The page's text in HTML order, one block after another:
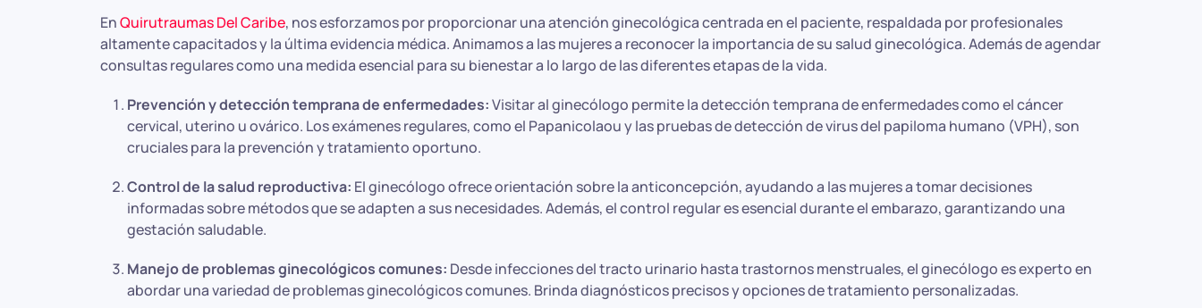
EnQuirutraumas Del Caribe, nos esforzamos por proporcionar una atención ginecológica centrada en el paciente, respaldada por profesionales
altamente capacitados y la última evidencia médica. Animamos a las mujeres a reconocer la importancia de su salud ginecológica. Además de agendar
consultas regulares como una medida esencial para su bienestar a lo largo de las diferentes etapas de la vida.
Prevención y detección temprana de enfermedades:Visitar al ginecólogo permite la detección temprana de enfermedades como el cáncer
cervical, uterino u ovárico. Los exámenes regulares, como el Papanicolaou y las pruebas de detección de virus del papiloma humano (VPH), son
cruciales para la prevención y tratamiento oportuno.
Control de la salud reproductiva: El ginecólogo ofrece orientación sobre la anticoncepción, ayudando a las mujeres a tomar decisiones
informadas sobre métodos que se adapten a sus necesidades. Además, el control regular es esencial durante el embarazo, garantizando una
gestación saludable.
Manejo de problemas ginecológicos comunes: Desde infecciones del tracto urinario hasta trastornos menstruales, el ginecólogo es experto en
abordar una variedad de problemas ginecológicos comunes. Brinda diagnósticos precisos y opciones de tratamiento personalizadas.